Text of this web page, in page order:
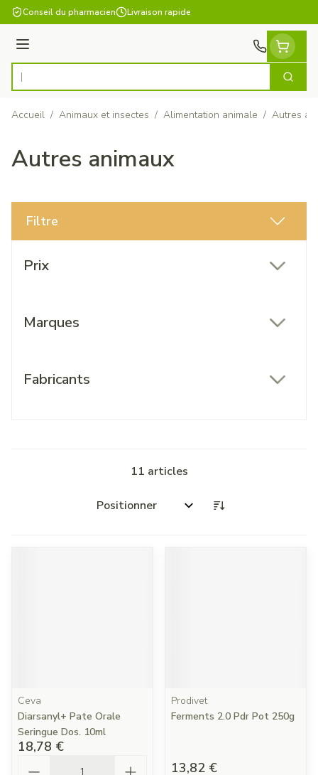
Aller au contenu
Conseil du pharmacien Livraison rapide
Menu
Rechercher
Accueil / Animaux et insectes / Alimentation animale / Autres
Autres animaux
Filtre
Prix
Marques
Fabricants
11 articles
Trier par:
Ceva
Diarsanyl+ Pate Orale
Seringue Dos. 10ml
18,78 €
Prodivet
Ferments 2.0 Pdr Pot 250g
13,82 €